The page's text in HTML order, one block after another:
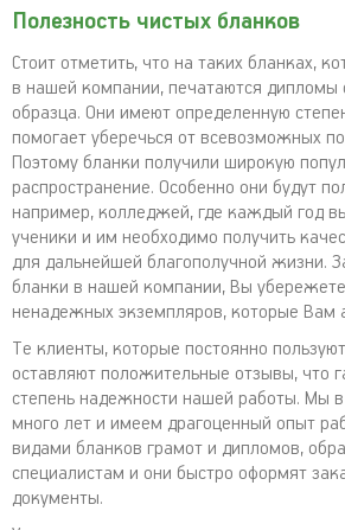
Полезность чистых бланков
Стоит отметить, что на таких бланках,
в нашей компании, печатаются дипломы
образца. Они имеют определенную
помогает уберечься от всевозможных
Поэтому бланки получили широкую
распространение. Особенно они будут
например, колледжей, где каждый год
ученики и им необходимо получить
для дальнейшей благополучной жизни.
бланки в нашей компании, Вы
ненадежных экземпляров, которые Вам
Те клиенты, которые постоянно
оставляют положительные отзывы, что
степень надежности нашей работы. Мы
много лет и имеем драгоценный опыт
видами бланков грамот и дипломов,
специалистам и они быстро оформят
документы.